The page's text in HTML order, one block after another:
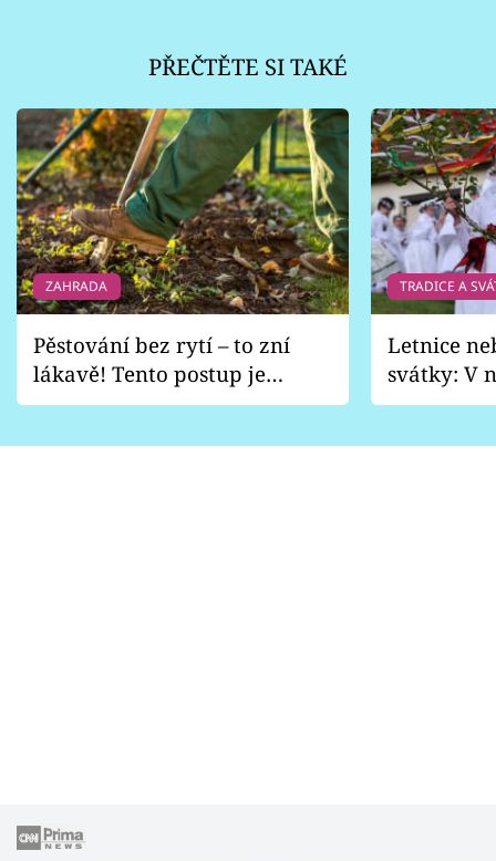
PŘEČTĚTE SI TAKÉ
ZAHRADA
Pěstování bez rytí – to zní
lákavě! Tento postup je
vhodný jen pro některé
TRADICE A
Letnice
svátky: V
pondělí